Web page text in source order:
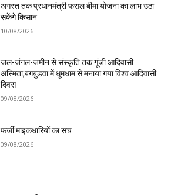
अगस्त तक प्रधानमंत्री फसल बीमा योजना का लाभ उठा
सकेंगे किसान
10/08/2026
जल-जंगल-जमीन से संस्कृति तक गूंजी आदिवासी
अस्मिता,बगबुडवा में धूमधाम से मनाया गया विश्व आदिवासी
दिवस
09/08/2026
फर्जी माइकधारियों का सच
09/08/2026